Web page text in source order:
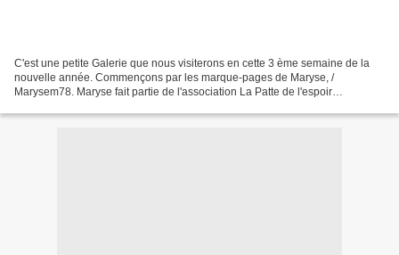
C'est une petite Galerie que nous visiterons en cette 3 ème semaine de la
nouvelle année. Commençons par les marque-pages de Maryse, /
Marysem78. Maryse fait partie de l'association La Patte de l'espoir